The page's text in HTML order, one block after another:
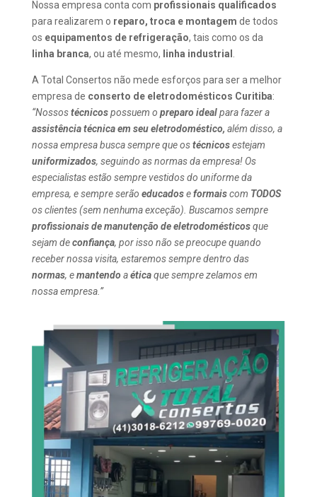
Nossa empresa conta com profissionais qualificados
para realizarem o reparo, troca e montagem de todos
os equipamentos de refrigeração, tais como os da
linha branca, ou até mesmo, linha industrial
A Total Consertos não mede esforços para ser a melhor
empresa de conserto de eletrodomésticos Curitiba:
“Nossostécnicospossuem o preparo idealpara fazer a
assistência técnica em seu eletrodoméstico, além disso, a
nossa empresa busca sempre que ostécnicosestejam
uniformizados, seguindo as normas da empresa! Os
especialistas estão sempre vestidos do uniforme da
empresa, e sempre serão educadoseformaiscom TODOS
os clientes (sem nenhuma exceção). Buscamos sempre
profissionais de manutenção de eletrodomésticosque
sejam deconfiança, por isso não se preocupe quando
receber nossa visita, estaremos sempre dentro das
normas, emantendoaéticaque sempre zelamos em
nossa empresa.”